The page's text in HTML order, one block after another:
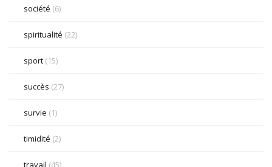
société (6)
spiritualité (22)
sport (15)
succès (27)
survie (1)
timidité (2)